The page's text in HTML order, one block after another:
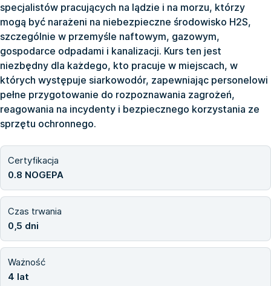
specjalistów pracujących na lądzie i na morzu, którzy
mogą być narażeni na niebezpieczne środowisko H2S,
szczególnie w przemyśle naftowym, gazowym,
gospodarce odpadami i kanalizacji. Kurs ten jest
niezbędny dla każdego, kto pracuje w miejscach, w
których występuje siarkowodór, zapewniając personelowi
pełne przygotowanie do rozpoznawania zagrożeń,
reagowania na incydenty i bezpiecznego korzystania ze
sprzętu ochronnego.
Certyfikacja
0.8 NOGEPA
Czas trwania
0,5 dni
Ważność
4 lat